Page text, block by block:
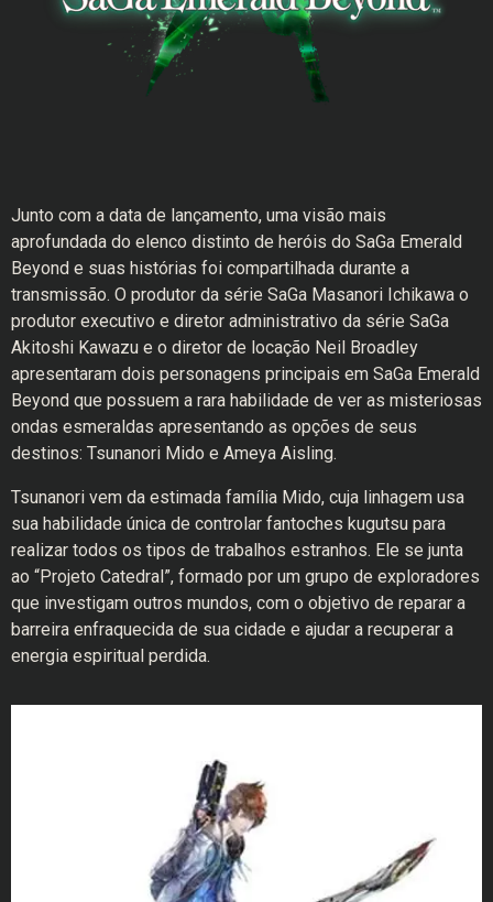
Junto com a data de lançamento, uma visão mais
aprofundada do elenco distinto de heróis do SaGa Emerald
Beyond e suas histórias foi compartilhada durante a
transmissão. O produtor da série SaGa Masanori Ichikawa o
produtor executivo e diretor administrativo da série SaGa
Akitoshi Kawazu e o diretor de locação Neil Broadley
apresentaram dois personagens principais em SaGa Emerald
Beyond que possuem a rara habilidade de ver as misteriosas
ondas esmeraldas apresentando as opções de seus
destinos: Tsunanori Mido e Ameya Aisling.
Tsunanori vem da estimada família Mido, cuja linhagem usa
sua habilidade única de controlar fantoches kugutsu para
realizar todos os tipos de trabalhos estranhos. Ele se junta
ao “Projeto Catedral”, formado por um grupo de exploradores
que investigam outros mundos, com o objetivo de reparar a
barreira enfraquecida de sua cidade e ajudar a recuperar a
energia espiritual perdida.